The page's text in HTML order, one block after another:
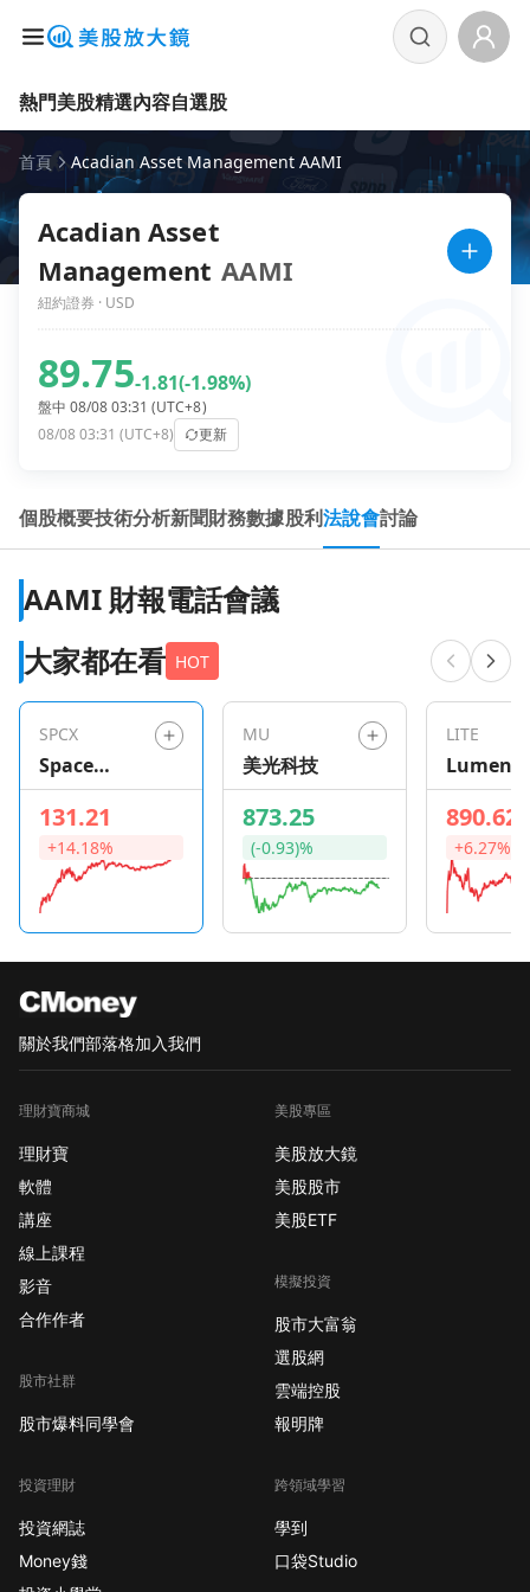
熱門美股精選內容自選股
首頁 Acadian Asset Management AAMI
Acadian Asset
Management AAMI
紐約證券 · USD
89.75-1.81(-1.98%)
盤中 08/08 03:31 (UTC+8)
08/08 03:31 (UTC+8)
更新
個股概要技術分析新聞財務數據股利法說會討論
AAMI 財報電話會議
大家都在看 HOT
SPCX
Space
Exploration
Technologie
s
131.21
+14.18%
MU
美光科技
873.25
(-0.93)%
LITE
890.62
+6.27%
關於我們部落格加入我們
理財寶商城
理財寶
軟體
講座
線上課程
影音
合作作者
股市社群
股市爆料同學會
投資理財
投資網誌
Money錢
美股專區
美股放大鏡
美股股市
美股ETF
模擬投資
股市大富翁
選股網
雲端控股
報明牌
跨領域學習
學到
口袋Studio